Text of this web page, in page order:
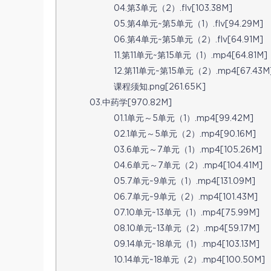
04.第3单元（2）.flv[103.38M]
05.第4单元~第5单元（1）.flv[94.29M]
06.第4单元~第5单元（2）.flv[64.91M]
11.第11单元~第15单元（1）.mp4[64.81M]
12.第11单元~第15单元（2）
课程须知.png[261.65K]
03.中药学[970.82M]
01.1单元～5单元（1）.mp4[99.42M]
02.1单元～5单元（2）.mp4[90.16M]
03.6单元～7单元（1）.mp4[105.26M]
04.6单元～7单元（2）.mp4[104.41M]
05.7单元~9单元（1）.mp4[131.09M]
06.7单元~9单元（2）.mp4[101.43M]
07.10单元~13单元（1）.mp4[75.99M]
08.10单元~13单元（2）.mp4[59.17M]
09.14单元~18单元（1）.mp4[103.13M]
10.14单元~18单元（2）.mp4[100.50M]